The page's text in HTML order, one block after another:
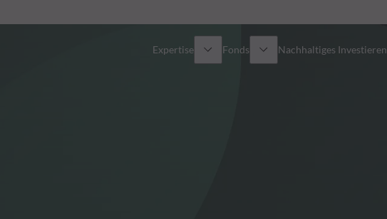
Expertise Fonds Nachhaltiges Investieren